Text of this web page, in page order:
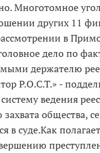
Многотомное
других 11
в
дело по
держателю
Р.О.С.Т.» -
ведения
общества,
в суде.Как